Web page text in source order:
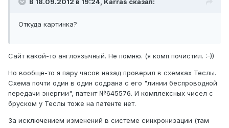
В 18.09.2012 в 19:24, Karras сказал:
Откуда картинка?
Сайт какой-то англоязычный. Не помню. (я комп почистил. :-))
Но вообще-то я пару часов назад проверил в схемках Теслы.
Схема почти один в один содрана с его "линии беспроводной
передачи энергии", патент №645576. И комплексных чисел с
бруском у Теслы тоже на патенте нет.
За исключением изменений в системе синхронизации (там